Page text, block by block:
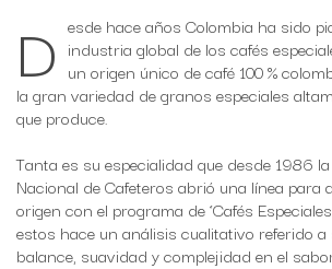
D esde hace años Colombia ha sido
industria global de los cafés
un origen único de café 100 %
la gran variedad de granos especiales
que produce.
Tanta es su especialidad que desde 1986
Nacional de Cafeteros abrió una línea para
origen con el programa de ‘Cafés
estos hace un análisis cualitativo referido a
balance, suavidad y complejidad en el